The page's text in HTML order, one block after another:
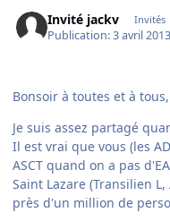
Invité jackv Invités
Publication:3 avril 2013
Bonsoir à toutes et à tous,
Je suis assez partagé
Il est vrai que vous (les
ASCT quand on a pas
Saint Lazare (Transilien
près d'un million de